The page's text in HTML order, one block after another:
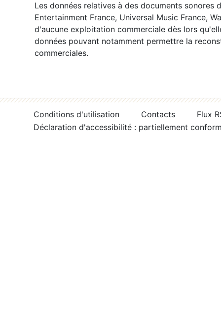
Les données relatives à des documents sonores
Entertainment France, Universal Music France,
d'aucune exploitation commerciale dès lors
données pouvant notamment permettre la
commerciales.
Conditions d'utilisation Contacts
Flux
Déclaration d'accessibilité : partiellement